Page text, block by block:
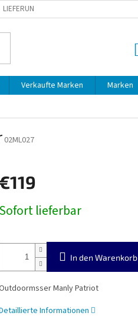
LIEFERUNG
Verkaufte Marken
Marken
02ML027
€119
Sofort lieferbar
In den Warenkorb
Manly Patriot
Informationen